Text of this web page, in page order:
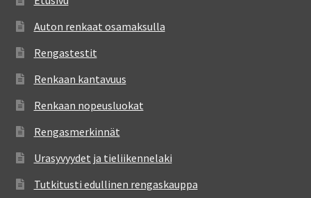
Auton renkaat osamaksulla
Rengastestit
Renkaan kantavuus
Renkaan nopeusluokat
Rengasmerkinnät
Urasyvyydet ja tieliikennelaki
Tutkitusti edullinen rengaskauppa